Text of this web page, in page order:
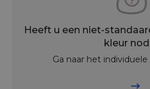
Heeft u een niet-
kleur
Ga naar het